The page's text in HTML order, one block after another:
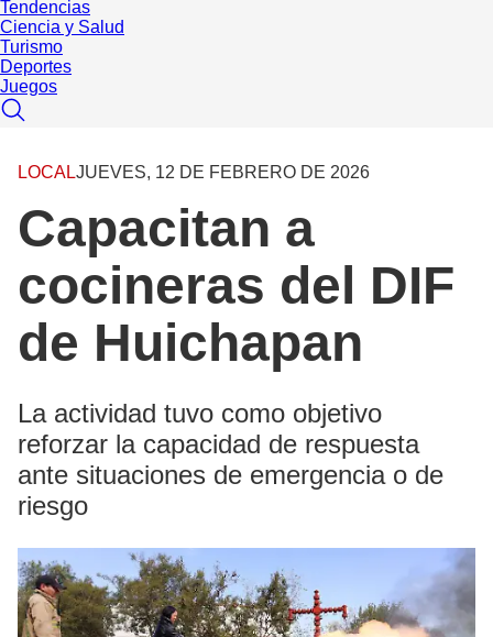
Tendencias
Ciencia y Salud
Turismo
Deportes
Juegos
LOCALJUEVES, 12 DE FEBRERO DE 2026
Capacitan a
cocineras del DIF
de Huichapan
La actividad tuvo como objetivo
reforzar la capacidad de respuesta
ante situaciones de emergencia o de
riesgo